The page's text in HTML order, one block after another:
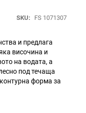
SKU FS 1071307
и предлага
височина и
на водата, а
под течаща
форма за